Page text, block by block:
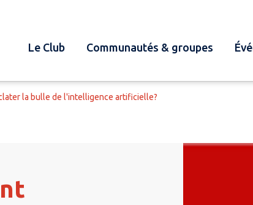
Le Club Communautés & groupes
la bulle de l'intelligence artificielle?